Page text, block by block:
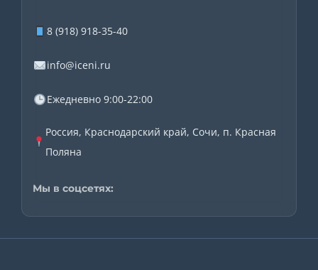
8 (918) 918-35-40
info@iceni.ru
Ежедневно 9:00-22:00
Россия, Краснодарский край, Сочи, п. Красная
Поляна
Мы в соцсетях: